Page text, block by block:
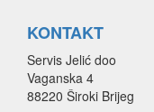
KONTAKT
Servis Jelić doo
Vaganska 4
88220 Široki Brijeg